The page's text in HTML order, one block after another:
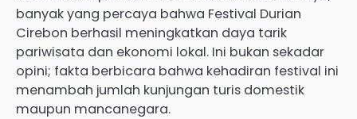
banyak yang percaya bahwa Festival Durian
Cirebon berhasil meningkatkan daya tarik
pariwisata dan ekonomi lokal. Ini bukan sekadar
opini; fakta berbicara bahwa kehadiran festival ini
menambah jumlah kunjungan turis domestik
maupun mancanegara.